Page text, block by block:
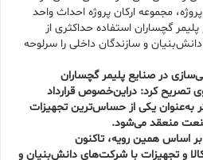
مجموعه ارکان پروژه احداث واحد
گچساران استفاده حداکثری از
و سازندگان داخلی را سرلوحه
در صنایع پلیمر گچساران
کرد: دراین‌خصوص قرارداد
به‌عنوان یکی از حساس‌ترین تجهیزات
منعقد می‌شود.
بر اساس همین رویه، تاکنون
و تجهیزات با شرکت‌های دانش‌بنیان و